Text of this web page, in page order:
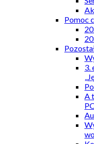
Pomoc
3.
A